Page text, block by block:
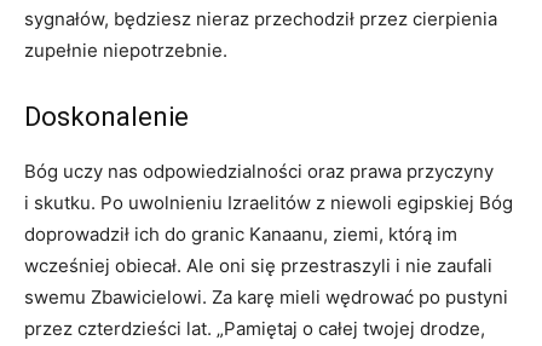
sygnałów, będziesz nieraz przechodził przez cierpienia
zupełnie niepotrzebnie.
Doskonalenie
Bóg uczy nas odpowiedzialności oraz prawa przyczyny
i skutku. Po uwolnieniu Izraelitów z niewoli egipskiej Bóg
doprowadził ich do granic Kanaanu, ziemi, którą im
wcześniej obiecał. Ale oni się przestraszyli i nie zaufali
swemu Zbawicielowi. Za karę mieli wędrować po pustyni
przez czterdzieści lat. „Pamiętaj o całej twojej drodze,